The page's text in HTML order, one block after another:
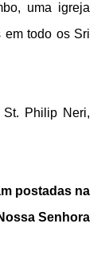
uma igreja
em todo os Sri
Philip Neri,
postadas na
Senhora